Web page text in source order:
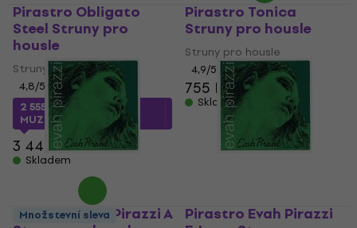
Pirastro Obligato
Steel Struny pro
housle
Struny pro housle
4,8/5
2 555 Kčs kódem
MUZMUZ-25
3 444 Kč
Skladem
Pirastro Tonica
Struny pro housle
Struny pro housle
4,9/5
755 Kč
Skladem
Pirastro Evah Pirazzi A Pirastro Evah Pirazzi
Množstevní sleva